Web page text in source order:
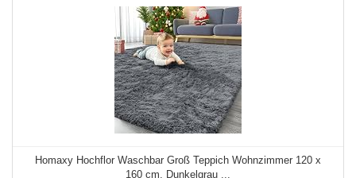
Homaxy Hochflor Waschbar Groß Teppich Wohnzimmer 120 x
160 cm, Dunkelgrau ...